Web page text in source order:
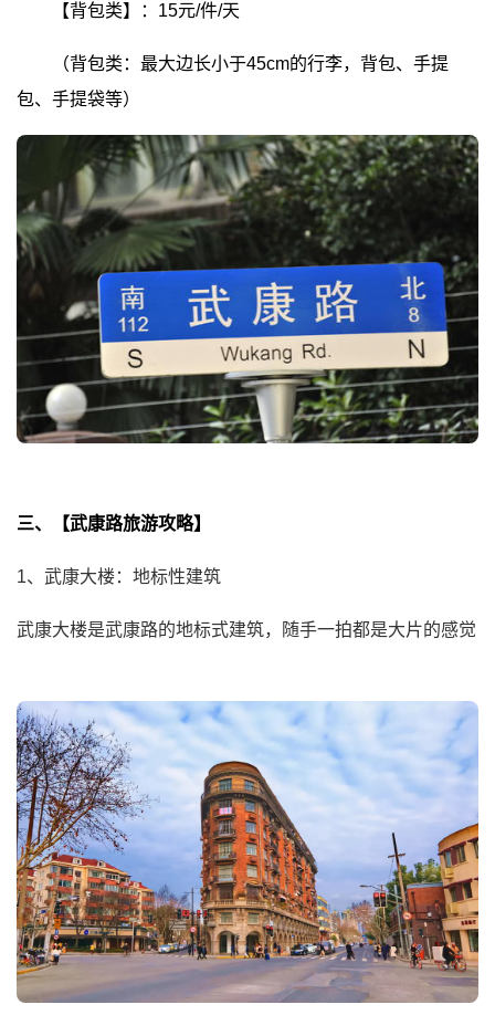
【背包类】：15元/件/天
（背包类：最大边长小于45cm的行李，背包、手提
包、手提袋等）
三、【武康路旅游攻略】
1、武康大楼：地标性建筑
武康大楼是武康路的地标式建筑，随手一拍都是大片的感觉